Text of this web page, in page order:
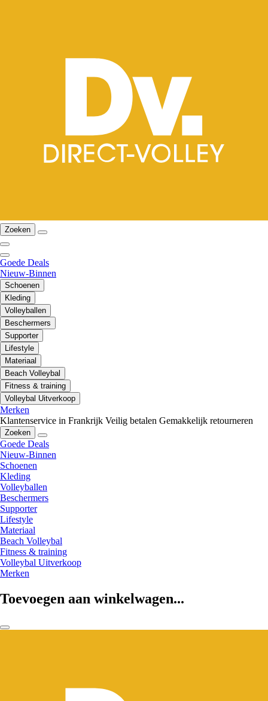
Zoeken
Goede Deals
Nieuw-Binnen
Schoenen
Kleding
Volleyballen
Beschermers
Supporter
Lifestyle
Materiaal
Beach Volleybal
Fitness & training
Volleybal Uitverkoop
Merken
Klantenservice in Frankrijk Veilig betalen Gemakkelijk retourneren
Zoeken
Goede Deals
Nieuw-Binnen
Schoenen
Kleding
Volleyballen
Beschermers
Supporter
Lifestyle
Materiaal
Beach Volleybal
Fitness & training
Volleybal Uitverkoop
Merken
Toevoegen aan winkelwagen...